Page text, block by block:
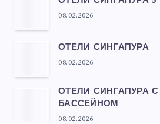
08.02.2026
ОТЕЛИ СИНГАПУРА
08.02.2026
ОТЕЛИ СИНГАПУРА С
БАССЕЙНОМ
08.02.2026